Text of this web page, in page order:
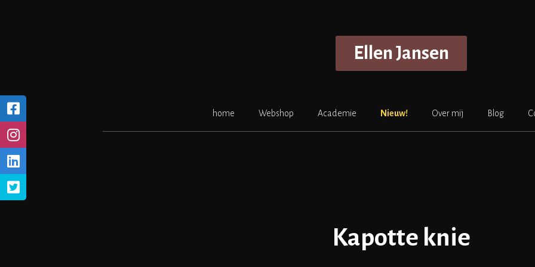
Ellen Jansen
home Webshop Academie Nieuw! Over mij Blog
Kapotte knie